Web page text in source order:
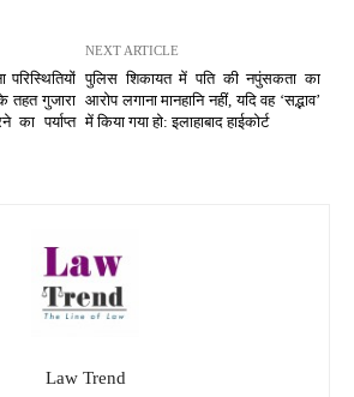
परिस्थितियों
तहत गुजारा
का पर्याप्त
NEXT ARTICLE
पुलिस शिकायत में पति की नपुंसकता का
आरोप लगाना मानहानि नहीं, यदि वह ‘सद्भाव’
में किया गया हो: इलाहाबाद हाईकोर्ट
Law Trend